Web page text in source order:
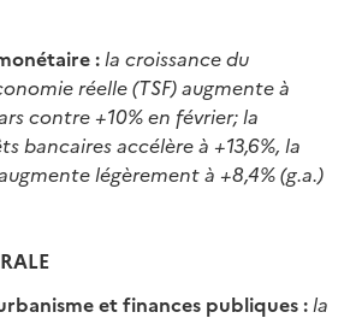
: la croissance du
réelle (TSF) augmente à
contre +10% en février; la
bancaires accélère à +13,6%, la
légèrement à +8,4% (g.a.)
et finances publiques : la